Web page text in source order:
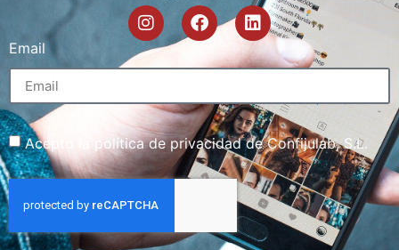
Email
Acepto la política de privacidad de Confijulab, S.L.